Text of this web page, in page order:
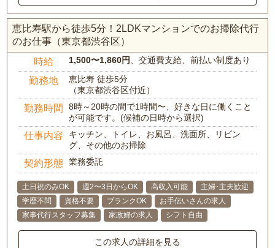
恵比寿駅から徒歩5分！2LDKマンションでのお掃除代行
のお仕事（東京都渋谷区）
時給 1,500〜1,860円、交通費支給、前払い制度あり
勤務地
恵比寿 徒歩5分
（東京都渋谷区付近）
勤務時間
8時～20時の間で1時間〜、好きな日に働くこと
が可能です。(候補の日時から選択)
仕事内容
キッチン、トイレ、お風呂、洗面所、リビン
グ、その他のお掃除
契約形態 業務委託
土日祝のみOK 週2〜3日からOK 高収入可能
主婦･主夫歓迎
学歴不問
資格不要 ブランクOK
お手伝いさんの求人
家事代行スタッフ募集
家政婦の求人 シフト自由
この求人の詳細を見る